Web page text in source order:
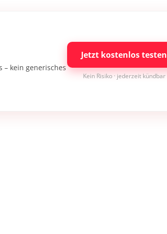
– kein generisches
Jetzt kostenlos testen
Kein Risiko · jederzeit kündbar